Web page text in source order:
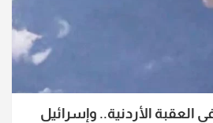
العقبة الأردنية.. وإسرائيل